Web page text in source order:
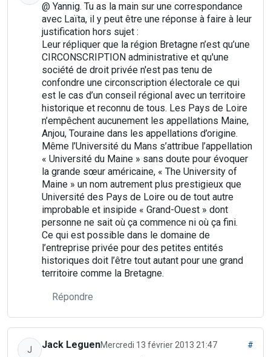
@ Yannig. Tu as la main sur une correspondance
avec Laïta, il y peut être une réponse à faire à leur
justification hors sujet :
Leur répliquer que la région Bretagne n’est qu’une
CIRCONSCRIPTION administrative et qu'une
société de droit privée n'est pas tenu de
confondre une circonscription électorale ce qui
est le cas d’un conseil régional avec un territoire
historique et reconnu de tous. Les Pays de Loire
n’empêchent aucunement les appellations Maine,
Anjou, Touraine dans les appellations d’origine.
Même l’Université du Mans s’attribue l’appellation
« Université du Maine » sans doute pour évoquer
la grande sœur américaine, « The University of
Maine » un nom autrement plus prestigieux que
Université des Pays de Loire ou de tout autre
improbable et insipide « Grand-Ouest » dont
personne ne sait où ça commence ni où ça fini.
Ce qui est possible dans le domaine de
l’entreprise privée pour des petites entités
historiques doit l’être tout autant pour une grand
territoire comme la Bretagne.
Répondre
J Jack LeguenMercredi 13 février 2013 21:47 #